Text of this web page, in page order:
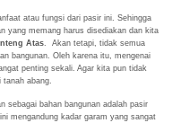
atau fungsi dari pasir ini. Sehingga
yang memang harus disediakan dan kita
Atas. Akan tetapi, tidak semua
bangunan. Oleh karena itu, mengenai
penting sekali. Agar kita pun tidak
abang.
sebagai bahan bangunan adalah pasir
mengandung kadar garam yang sangat